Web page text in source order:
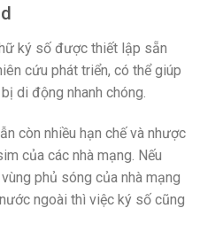
ký số được thiết lập sẵn
cứu phát triển, có thể giúp
di động nhanh chóng.
còn nhiều hạn chế và nhược
của các nhà mạng. Nếu
phủ sóng của nhà mạng
ngoài thì việc ký số cũng